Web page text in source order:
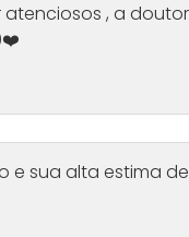
, a
e sua alta estima